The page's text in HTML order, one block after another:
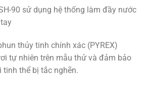
90 sử dụng hệ thống làm đầy nước
thủy tinh chính xác (PYREX)
tự nhiên trên mẫu thử và đảm bảo
tinh thể bị tắc nghẽn.